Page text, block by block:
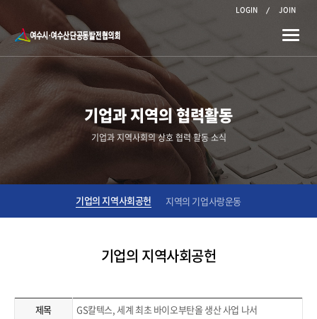
LOGIN JOIN
Toggle
기업과 지역의 협력활동
기업과 지역사회의 상호 협력 활동 소식
기업의 지역사회공헌 지역의 기업사랑운동
기업의 지역사회공헌
제목 GS칼텍스, 세계 최초 바이오부탄올 생산 사업 나서